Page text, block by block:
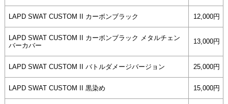
LAPD SWAT CUSTOM II カーボンブラック 12,000円
LAPD SWAT CUSTOM II カーボンブラック メタルチェン
バーカバー
13,000円
LAPD SWAT CUSTOM II バトルダメージバージョン 25,000円
LAPD SWAT CUSTOM II 黒染め 15,000円